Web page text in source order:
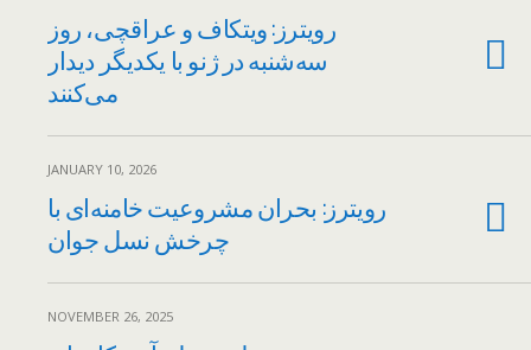
رویترز: ویتکاف و عراقچی، روز
سه‌شنبه در ژنو با یکدیگر دیدار
می‌کنند
JANUARY 10, 2026
رویترز: بحران مشروعیت خامنه‌ای با
چرخش نسل جوان
NOVEMBER 26, 2025